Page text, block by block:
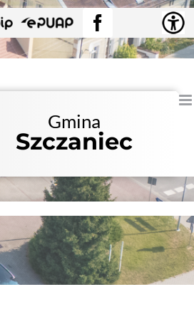
BIP EPUAPFacebook
Gmina
Szczaniec